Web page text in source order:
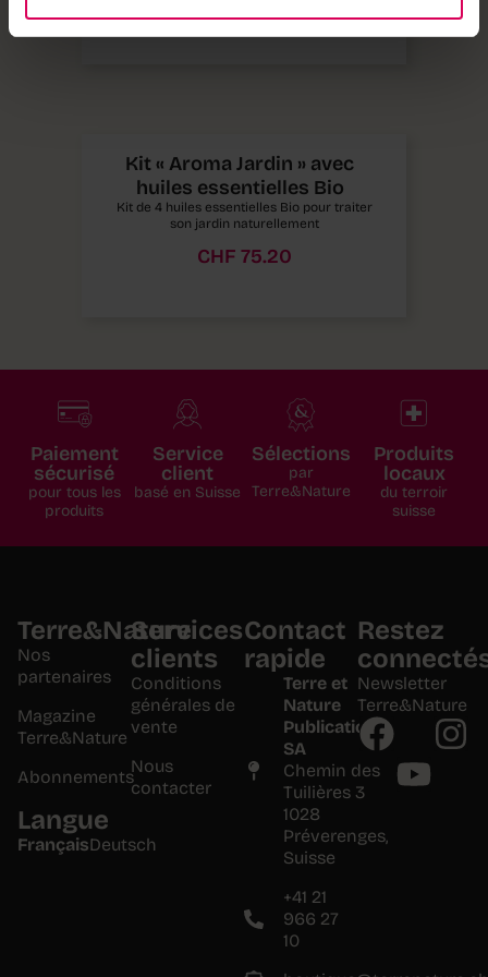
CHF34.00
Kit « Aroma Jardin » avec
huiles essentielles Bio
Kit de 4 huiles essentielles Bio pour traiter
son jardin naturellement
CHF 75.20
Paiement
sécurisé
pour tous les
produits
Service
client
basé en Suisse
Sélections
par
Terre&Nature
Produits
locaux
du terroir
suisse
Terre&Nature
Nos
partenaires
Magazine
Terre&Nature
Abonnements
Langue
FrançaisDeutsch
Services
clients
Conditions
générales de
vente
Nous
contacter
Contact
rapide
Terre et
Nature
Publications
SA
Chemin des
Tuilières 3
1028
Préverenges,
Suisse
+41 21
966 27
10
Restez
Newsletter
Terre&Nature